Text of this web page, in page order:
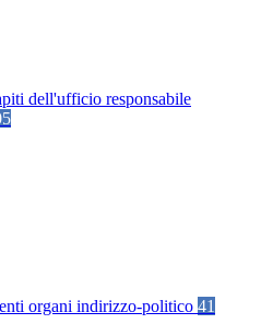
dell'ufficio responsabile
organi indirizzo-politico 41